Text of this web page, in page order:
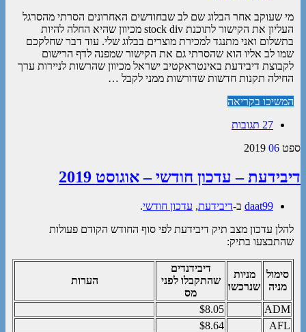
מי שעוקב אחר הבלוג שם לב שבחודשים האחרונים הסרתי מהסרגל
העליון את הקישור לתוכנת stock div מכיוון שהיא החלה להיות
בתשלום ואני מתנגד למכירת מוצרים בבלוג שלי. עוד דבר שחלקכם
שמו לב אליו הוא שהסרתי גם את הקישור שמפנה לדף הרישום
לקבוצת דיבידעת באינטראקטיב ישראל מכיוון שהרשות לניירות ערך
החילה תקנות חדשות שדורשות ממני לקבל …
המשיכו בקריאה
27 תגובות
ספט 06
2019
דיבידעת – עדכון חודשי – אוגוסט 2019
daat99 ב-דיבידעת, עדכון חודשי.
להלן עדכון מצב תיק דיבידעת לפי סוף החודש הקודם פעולות
שהתבצעו בתיק:
סימול
מניה
מניות
שנרכשו
דיבידנדים
שהתקבלו לפני
מס
הערות
ADM
$8.05
AFL
$8.64